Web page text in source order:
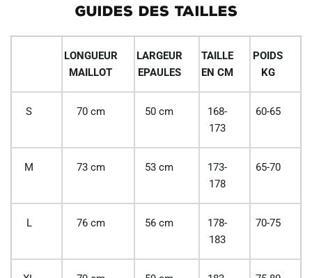
GUIDES DES TAILLES
LONGUEUR
MAILLOT
LARGEUR
EPAULES
TAILLE
EN CM
POIDS
KG
S 70 cm 50 cm
168-
173
60-65
M 73 cm 53 cm
173-
178
65-70
L 76 cm 56 cm
178-
183
70-75